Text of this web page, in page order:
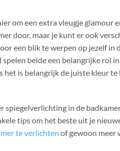
om een extra vleugje glamour
door, maar je kunt er ook
een blik te werpen op jezelf in
beide een belangrijke rol
het is belangrijk de juiste kleur
in de
tips om het beste uit je
te verlichten of gewoon meer